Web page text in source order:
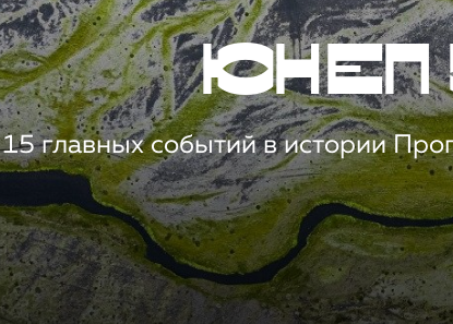
ЮНЕП
15 главных событий в истории